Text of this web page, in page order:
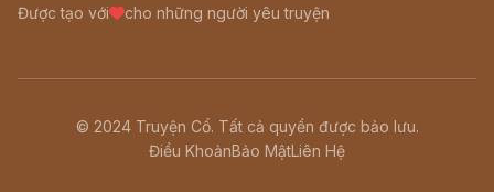
Được tạo với cho những người yêu truyện
© 2024 Truyện Cổ. Tất cả quyền được bảo lưu.
Điều KhoảnBảo MậtLiên Hệ